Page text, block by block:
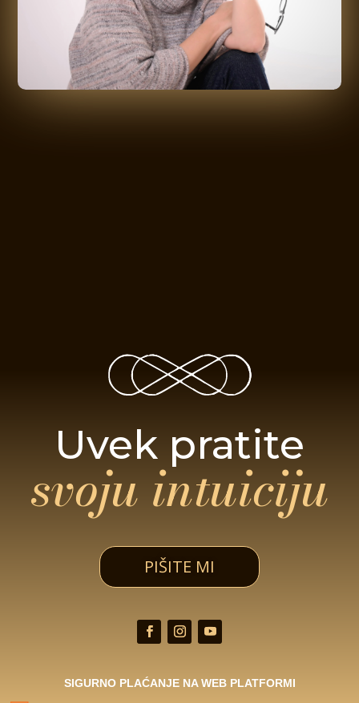
Uvek pratite
svoju intuiciju
PIŠITE MI
SIGURNO PLAĆANJE NA WEB PLATFORMI